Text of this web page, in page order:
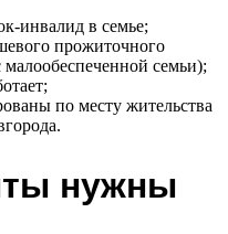
инвалид в семье;
прожиточного
семьи);
по месту жительства
нужны